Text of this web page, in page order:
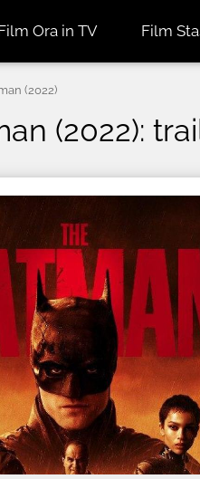
Ora in TV Film
(2022)
(2022):